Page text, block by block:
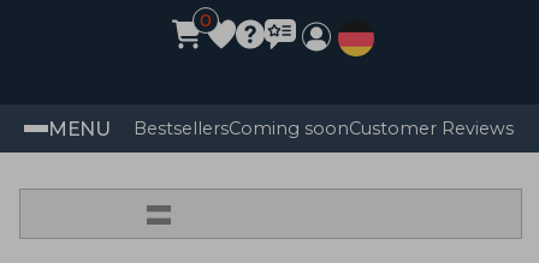
0
MENU BestsellersComing soonCustomer Reviews
=